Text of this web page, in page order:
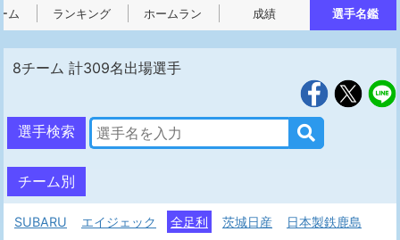
ム ランキング ホームラン 成績 選手名鑑
8チーム 計309名出場選手
選手検索
チーム別
SUBARU エイジェック 全足利 茨城日産
日本製鉄鹿島